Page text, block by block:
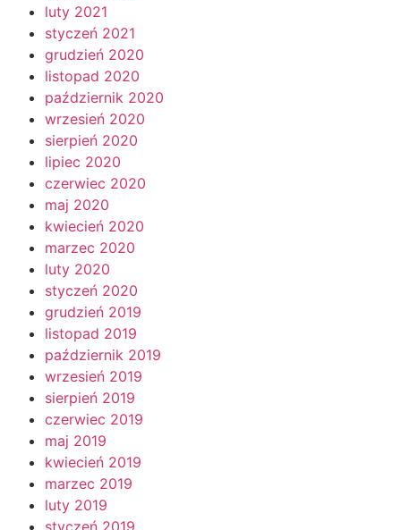
luty 2021
styczeń 2021
grudzień 2020
listopad 2020
październik 2020
wrzesień 2020
sierpień 2020
lipiec 2020
czerwiec 2020
maj 2020
kwiecień 2020
marzec 2020
luty 2020
styczeń 2020
grudzień 2019
listopad 2019
październik 2019
wrzesień 2019
sierpień 2019
czerwiec 2019
maj 2019
kwiecień 2019
marzec 2019
luty 2019
styczeń 2019